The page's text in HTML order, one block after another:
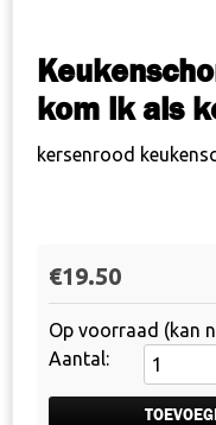
kom ik als
kersenrood
€19.50
Op voorraad (kan
-
Doe